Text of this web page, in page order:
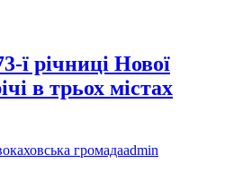
ї річниці Нової
в трьох містах
громадаadmin